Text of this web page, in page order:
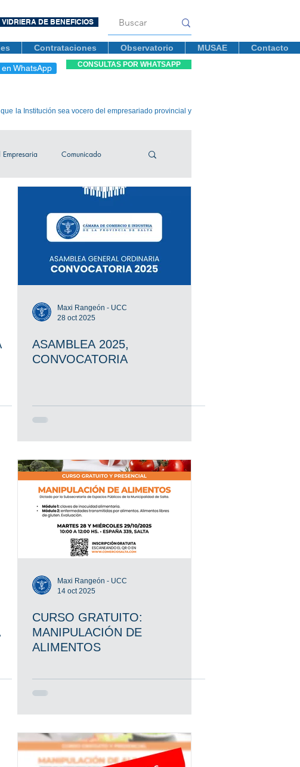
VIDRIERA DE BENEFICIOS
Contrataciones Observatorio MUSAE Contacto
WhatsApp CONSULTAS POR WHATSAPP
la Institución sea vocero del empresariado provincial y
Comunicado
de Contrataciones
Maxi Rangeón - UCC
28 oct 2025
ASAMBLEA 2025,
CONVOCATORIA
Maxi Rangeón - UCC
14 oct 2025
CURSO GRATUITO:
MANIPULACIÓN DE
ALIMENTOS